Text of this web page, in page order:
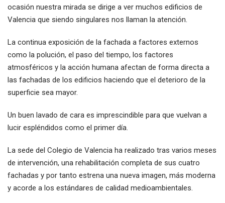
ocasión nuestra mirada se dirige a ver muchos edificios de
Valencia que siendo singulares nos llaman la atención.
La continua exposición de la fachada a factores externos
como la polución, el paso del tiempo, los factores
atmosféricos y la acción humana afectan de forma directa a
las fachadas de los edificios haciendo que el deterioro de la
superficie sea mayor.
Un buen lavado de cara es imprescindible para que vuelvan a
lucir espléndidos como el primer día.
La sede del Colegio de Valencia ha realizado tras varios meses
de intervención, una rehabilitación completa de sus cuatro
fachadas y por tanto estrena una nueva imagen, más moderna
y acorde a los estándares de calidad medioambientales.